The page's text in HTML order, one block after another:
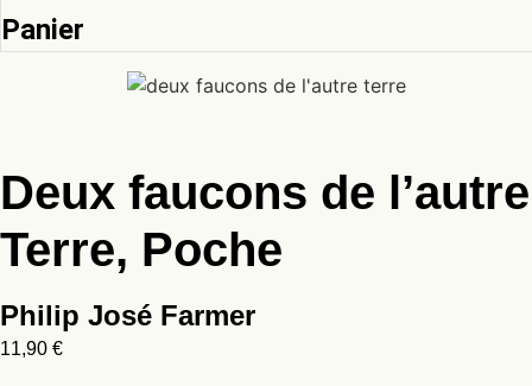
Panier
Deux faucons de l’autre
Terre, Poche
Philip José Farmer
11,90 €